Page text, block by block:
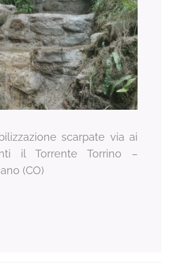
scarpate via ai
il Torrente Torrino –
(CO)